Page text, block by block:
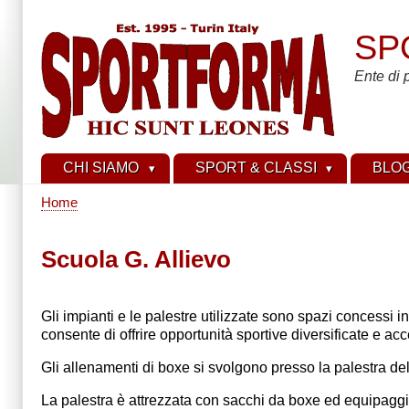
contenuto
principale
Ente di
CHI SIAMO SPORT & CLASSI
di
pane
Home
Scuola G. Allievo
Gli impianti e le palestre utilizzate sono spazi concessi
consente di offrire opportunità sportive diversificate e
Gli allenamenti di boxe si svolgono presso la palestra
La palestra è attrezzata con sacchi da boxe ed